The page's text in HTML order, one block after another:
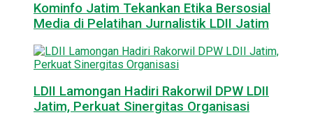
Kominfo Jatim Tekankan Etika Bersosial
Media di Pelatihan Jurnalistik LDII Jatim
LDII Lamongan Hadiri Rakorwil DPW LDII
Jatim, Perkuat Sinergitas Organisasi